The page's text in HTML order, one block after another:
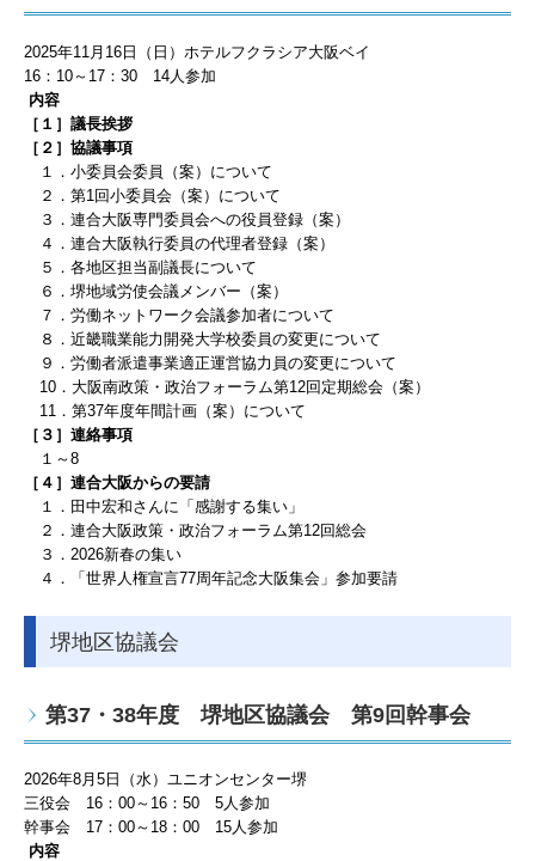
2025年11 月16日（日）ホテルフクラシア大阪ベイ
16 ：10～ 17 ：30 14 人 参加
内容
［１］議長挨拶
［２］協議事項
１．小委員会委員（案）について
２．第1回小委員会（案）について
３．連合大阪専門委員会への役員登録（案）
４．連合大阪執行委員の代理者登録（案）
５．各地区担当副議長について
６．堺地域労使会議メンバー（案）
７．労働ネットワーク会議参加者について
８．近畿職業能力開発大学校委員の変更について
９．労働者派遣事業適正運営協力員の変更について
10．大阪南政策・政治フォーラム第12回定期総会（案）
11．第37年度年間計画（案）について
［３］連絡事項
１～8
［４］連合大阪からの要請
１．田中宏和さんに「感謝する集い」
２．連合大阪政策・政治フォーラム第12回総会
３．2026新春の集い
４．「世界人権宣言77周年記念大阪集会」参加要請
堺地区協議会
第37・38年度 堺地区協議会 第9回幹事会
2026年8 月5日（水）ユニオンセンター堺
三役会 16：00～16：50 5人参加
幹事会 17 ：00～ 18 ：00 15人 参加
内容